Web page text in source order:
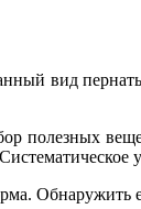
вид
полезных